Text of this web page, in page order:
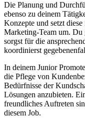
Die Planung und
ebenso zu deinem
Konzepte und setzt
Marketing-Team um. Du
sorgst für die
koordinierst
In deinem Junior
die Pflege von
Bedürfnisse der
Lösungen anzubieten.
freundliches Auftreten
diesem Job.